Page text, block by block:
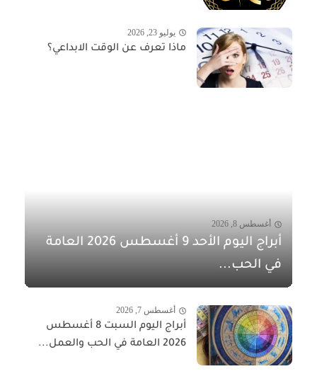
يوليو 23, 2026
ماذا تعرف عن الوقت الابداعي؟
أغسطس 8, 2026
أبراج اليوم الأحد 9 أغسطس 2026 العامة
في الحب...
أغسطس 7, 2026
أبراج اليوم السبت 8 أغسطس
2026 العامة في الحب والعمل...